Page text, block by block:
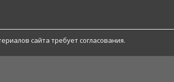
сайта требует согласования.